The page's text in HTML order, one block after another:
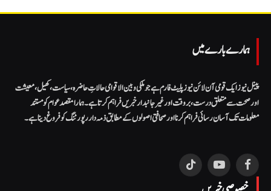
ہمارے بارے میں
پینل نیوز ایک قومی آن لائن نیوز پلیٹ فارم ہے جو ملکی و بین الاقوامی حالاتِ حاضرہ، سیاست، کھیل، معیشت
اور صحت سے متعلق درست، بروقت اور غیر جانبدار خبریں فراہم کرتا ہے۔ ہمارا مقصد عوام کو مستند
معلومات تک آسان رسائی فراہم کرنا اور صحافتی اصولوں کے مطابق ذمہ دار رپورٹنگ کو فروغ دینا ہے۔
Facebook
YouTube
TikTok